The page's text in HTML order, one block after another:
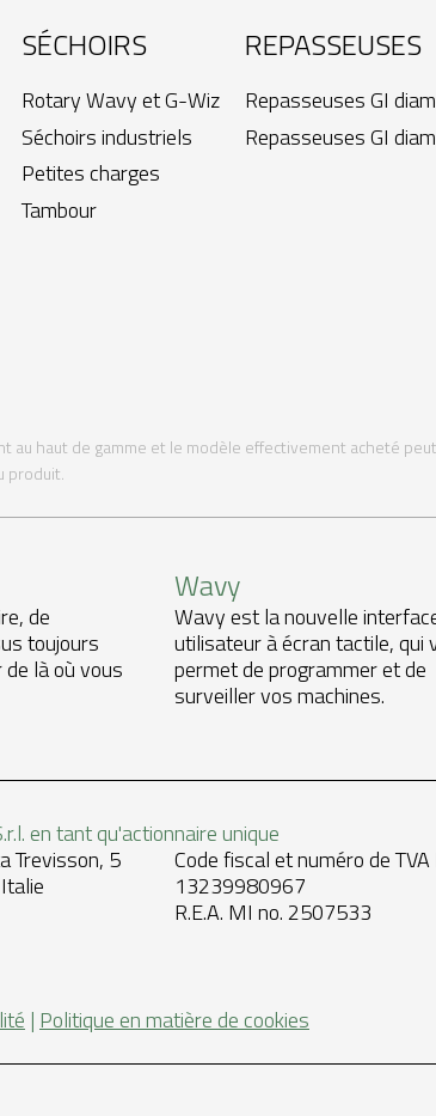
SÉCHOIRS
Rotary Wavy et G-Wiz
Séchoirs industriels
Petites charges
Tambour
REPASSEUSES
Repasseuses GI
Repasseuses GI
au haut de gamme et le modèle effectivement acheté
produit.
de
toujours
là où vous
Wavy
Wavy est la nouvelle
utilisateur à écran tactile, qui
permet de programmer et de
surveiller vos machines.
en tant qu'actionnaire unique
Trevisson, 5
Code fiscal et numéro de TVA
13239980967
R.E.A. MI no. 2507533
| Politique en matière de cookies